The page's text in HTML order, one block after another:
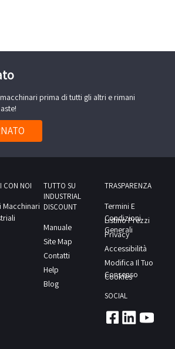
prima di tutti gli altri e rimani
CON NOI
Macchinari
TUTTO SU
INDUSTRIAL
DISCOUNT
Manuale
Site Map
Contatti
Help
Blog
TRASPARENZA
Termini E
Condizioni
Generali
Listino Prezzi
Privacy
Accessibilità
Modifica Il Tuo
Consenso
Cookies
SOCIAL